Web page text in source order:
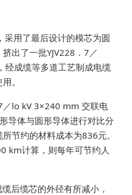
用了最后设计的模芯为圆
出了一批YJV228．7／
成缆等多道工艺制成电缆
。
lo kV 3×240 mm 交联电
导体与圆形导体进行对比分
节约的材料成本为836元。
km计算，则每年可节约人
后缆芯的外径有所减小，